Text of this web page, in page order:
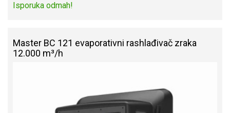
Isporuka odmah!
Master BC 121 evaporativni rashlađivač zraka
12.000 m³/h